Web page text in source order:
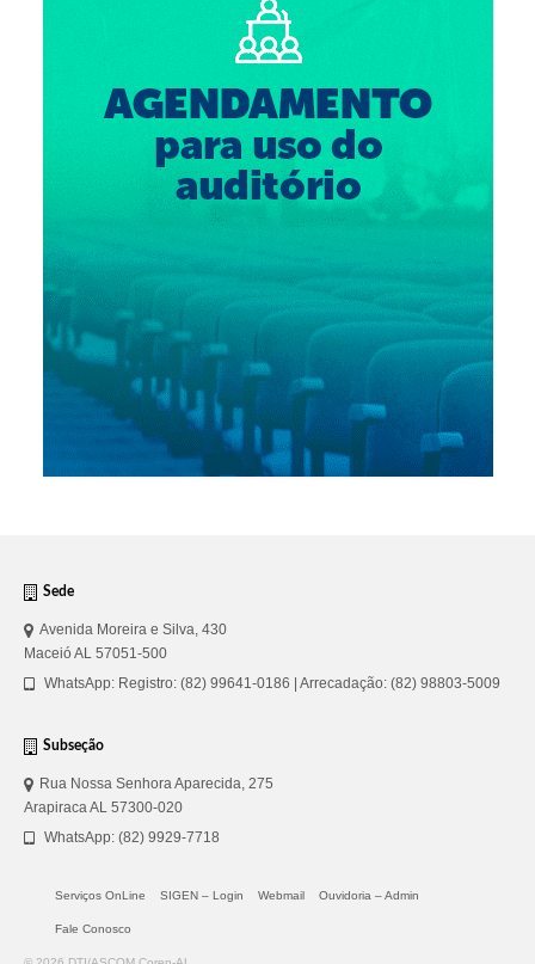
Sede
Avenida Moreira e Silva, 430
Maceió AL 57051-500
WhatsApp: Registro: (82) 99641-0186 | Arrecadação: (82) 98803-5009
Subseção
Rua Nossa Senhora Aparecida, 275
Arapiraca AL 57300-020
WhatsApp: (82) 9929-7718
Serviços OnLine SIGEN – Login Webmail Ouvidoria – Admin
Fale Conosco